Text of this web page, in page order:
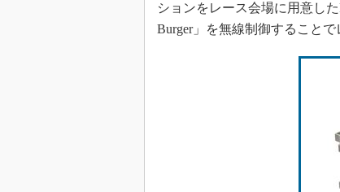
ションをレース会場に用意し
Burger」を無線制御すること